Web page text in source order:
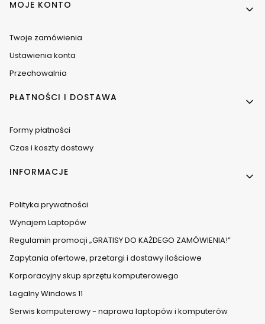
MOJE KONTO
Twoje zamówienia
Ustawienia konta
Przechowalnia
PŁATNOŚCI I DOSTAWA
Formy płatności
Czas i koszty dostawy
INFORMACJE
Polityka prywatności
Wynajem Laptopów
Regulamin promocji „GRATISY DO KAŻDEGO ZAMÓWIENIA!”
Zapytania ofertowe, przetargi i dostawy ilościowe
Korporacyjny skup sprzętu komputerowego
Legalny Windows 11
Serwis komputerowy - naprawa laptopów i komputerów